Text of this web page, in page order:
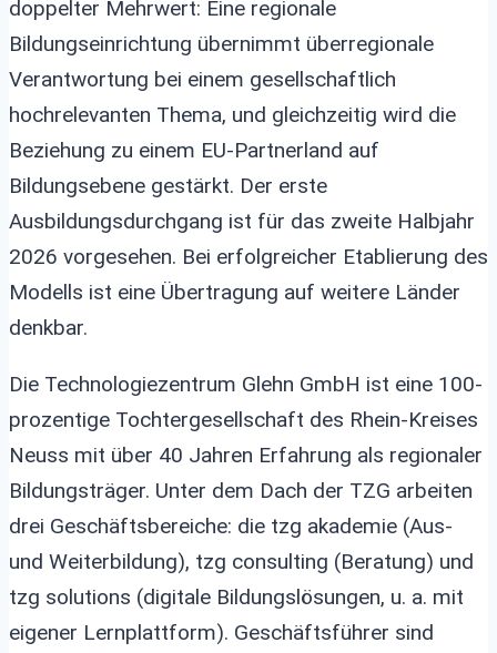
doppelter Mehrwert: Eine regionale
Bildungseinrichtung übernimmt überregionale
Verantwortung bei einem gesellschaftlich
hochrelevanten Thema, und gleichzeitig wird die
Beziehung zu einem EU-Partnerland auf
Bildungsebene gestärkt. Der erste
Ausbildungsdurchgang ist für das zweite Halbjahr
2026 vorgesehen. Bei erfolgreicher Etablierung des
Modells ist eine Übertragung auf weitere Länder
denkbar.
Die Technologiezentrum Glehn GmbH ist eine 100-
prozentige Tochtergesellschaft des Rhein-Kreises
Neuss mit über 40 Jahren Erfahrung als regionaler
Bildungsträger. Unter dem Dach der TZG arbeiten
drei Geschäftsbereiche: die tzg akademie (Aus-
und Weiterbildung), tzg consulting (Beratung) und
tzg solutions (digitale Bildungslösungen, u. a. mit
eigener Lernplattform). Geschäftsführer sind